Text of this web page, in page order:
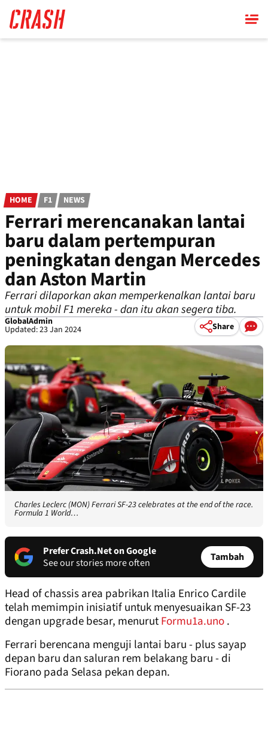
main
content
HOME F1 NEWS
Ferrari merencanakan lantai
baru dalam pertempuran
peningkatan dengan Mercedes
dan Aston Martin
Ferrari dilaporkan akan memperkenalkan lantai baru
untuk mobil F1 mereka - dan itu akan segera tiba.
GlobalAdmin
Updated: 23 Jan 2024 Share
Charles Leclerc (MON) Ferrari SF-23 celebrates at the end of the race.
Formula 1 World…
Prefer Crash.Net on Google
See our stories more often
Tambah
Head of chassis area pabrikan Italia Enrico Cardile
telah memimpin inisiatif untuk menyesuaikan SF-23
dengan upgrade besar, menurutFormu1a.uno.
Ferrari berencana menguji lantai baru - plus sayap
depan baru dan saluran rem belakang baru - di
Fiorano pada Selasa pekan depan.